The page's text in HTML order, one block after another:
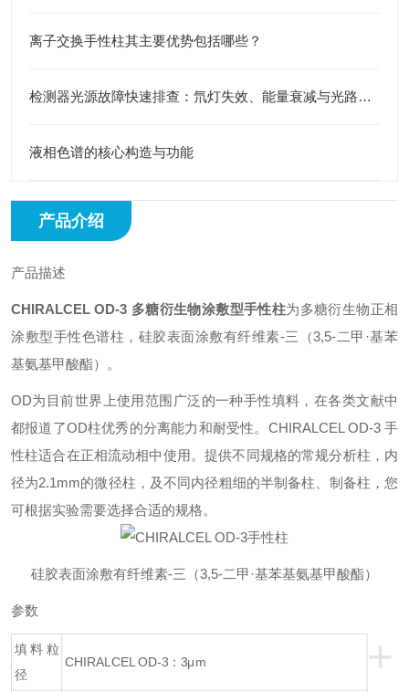
离子交换手性柱其主要优势包括哪些？
检测器光源故障快速排查：氘灯失效、能量衰减与光路异常识别
液相色谱的核心构造与功能
产品介绍
产品描述
CHIRALCEL OD-3 多糖衍生物涂敷型手性柱为多糖衍生物正相
涂敷型手性色谱柱，硅胶表面涂敷有纤维素-三（3,5-二甲·基苯
基氨基甲酸酯）。
OD为目前世界上使用范围广泛的一种手性填料，在各类文献中
都报道了OD柱优秀的分离能力和耐受性。CHIRALCEL OD-3 手
性柱适合在正相流动相中使用。提供不同规格的常规分析柱，内
径为2.1mm的微径柱，及不同内径粗细的半制备柱、制备柱，您
可根据实验需要选择合适的规格。
硅胶表面涂敷有纤维素-三（3,5-二甲·基苯基氨基甲酸酯）
参数
+
填料粒
径
CHIRALCEL OD-3：3μm